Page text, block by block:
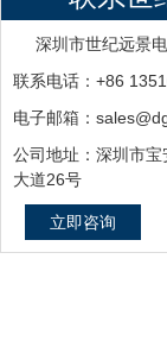
深圳市世纪远景
联系电话：+86
电子邮箱：
公司地址：深圳市
大道26号
立即咨询